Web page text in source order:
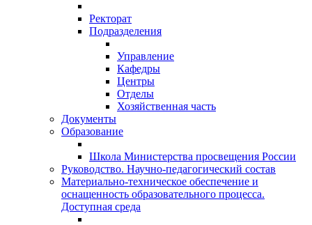
Ректорат
Подразделения
Управление
Кафедры
Центры
Отделы
Хозяйственная часть
Документы
Образование
Школа Министерства просвещения России
Руководство. Научно-педагогический состав
Материально-техническое обеспечение и
оснащенность образовательного процесса.
Доступная среда